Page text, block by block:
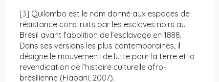
[3] Quilombo est le nom donné aux espaces de
résistance construits par les esclaves noirs au
Brésil avant l’abolition de l’esclavage en 1888.
Dans ses versions les plus contemporaines, il
désigne le mouvement de lutte pour la terre et la
revendication de l’histoire culturelle afro-
brésilienne (Fiabani, 2007).